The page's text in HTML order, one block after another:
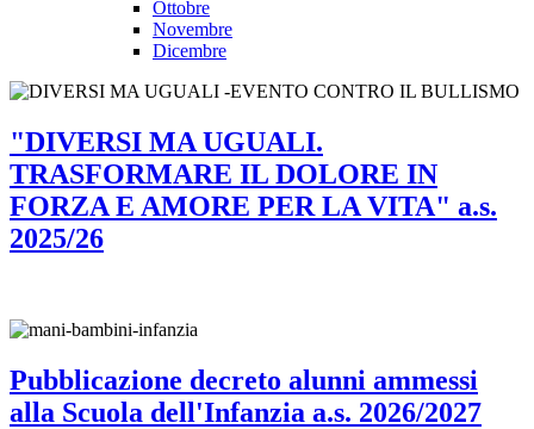
Ottobre
Novembre
Dicembre
"DIVERSI MA UGUALI.
TRASFORMARE IL DOLORE IN
FORZA E AMORE PER LA VITA" a.s.
2025/26
Pubblicazione decreto alunni ammessi
alla Scuola dell'Infanzia a.s. 2026/2027